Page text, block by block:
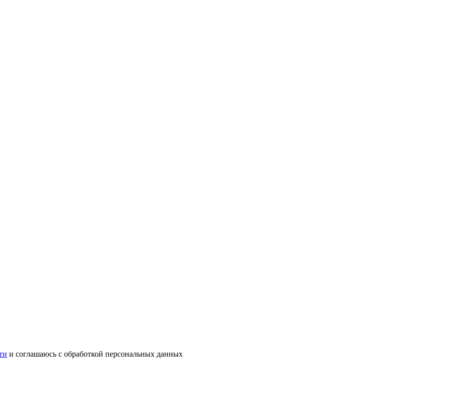
и соглашаюсь с обработкой персональных данных